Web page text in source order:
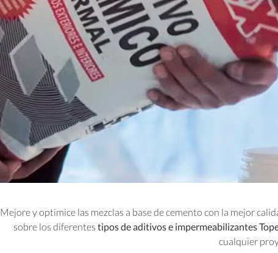
Mejore y optimice las mezclas a base de cemento con la mejor
sobre los diferentes tipos de aditivos e impermeabilizantes
cualquier